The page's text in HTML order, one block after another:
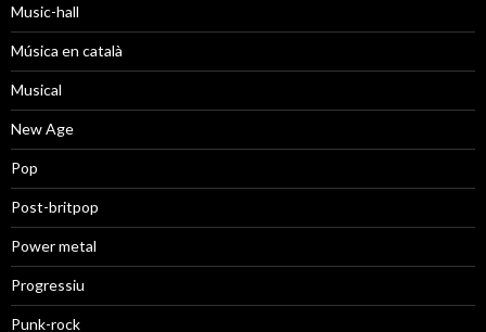
Music-hall
Música en català
Musical
New Age
Pop
Post-britpop
Power metal
Progressiu
Punk-rock